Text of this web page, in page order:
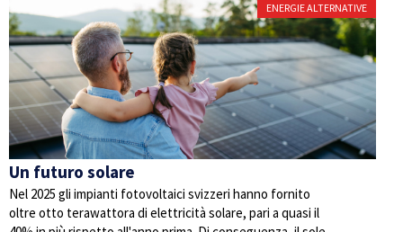
ENERGIE ALTERNATIVE
Un futuro solare
Nel 2025 gli impianti fotovoltaici svizzeri hanno fornito
oltre otto terawattora di elettricità solare, pari a quasi il